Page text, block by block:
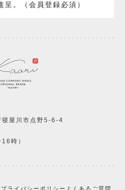
呈。（会員登録必須）
屋川市点野5-6-4
時）
プライバシーポリシー よくあるご質問